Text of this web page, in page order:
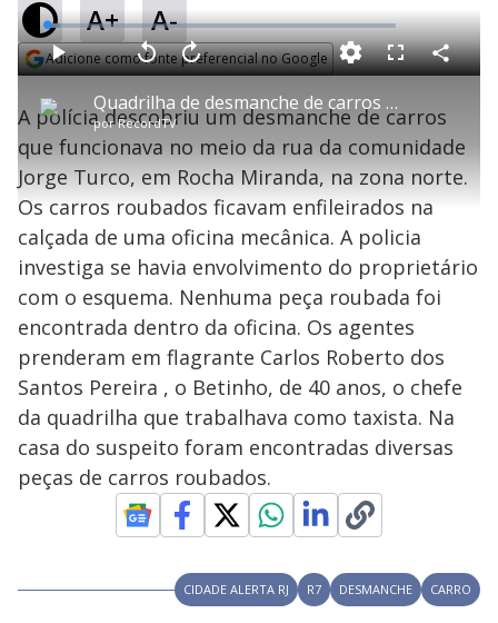
A+ A-
Adicione como fonte preferencial no Google
P
l
a
y
V
i
d
e
Quadrilha de desmanche de carros roubados age no meio da rua em Rocha Miranda
porRecordTV
P V
l
a
r
0
e
g
n
d
s
A
a
n
ç
a
1
s
e
u
n
d
o
s
M
u
d
o
L
o
a
d
e
3
.
7
5
%
F
l
s
c
e
n
C
o
a
r
i
l
h
a
A polícia descobriu um desmanche de carros
que funcionava no meio da rua da comunidade
Jorge Turco, em Rocha Miranda, na zona norte.
Os carros roubados ficavam enfileirados na
calçada de uma oficina mecânica. A policia
investiga se havia envolvimento do proprietário
com o esquema. Nenhuma peça roubada foi
encontrada dentro da oficina. Os agentes
prenderam em flagrante Carlos Roberto dos
Santos Pereira , o Betinho, de 40 anos, o chefe
da quadrilha que trabalhava como taxista. Na
casa do suspeito foram encontradas diversas
peças de carros roubados.
CIDADE ALERTA RJ R7 DESMANCHE CARRO